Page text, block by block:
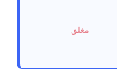
مغلق